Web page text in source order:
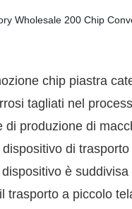
chip piastra
tagliati nel
produzione di
di
è
trasporto a piccolo